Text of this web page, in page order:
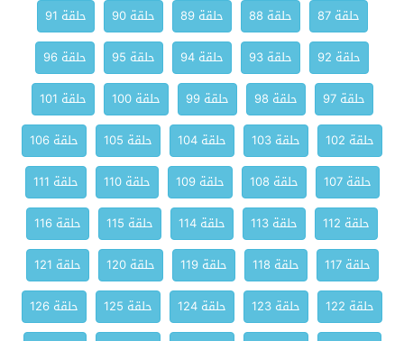
حلقة 87
حلقة 88 حلقة 89 حلقة 90
حلقة 91
حلقة 92
حلقة 93 حلقة 94 حلقة 95
حلقة 96
حلقة 97
حلقة 98 حلقة 99 حلقة 100
حلقة 101
حلقة 102
حلقة 103 حلقة 104 حلقة 105
حلقة 106
حلقة 107
حلقة 108 حلقة 109 حلقة 110
حلقة 111
حلقة 112
حلقة 113 حلقة 114 حلقة 115
حلقة 116
حلقة 117
حلقة 118 حلقة 119 حلقة 120
حلقة 121
حلقة 122
حلقة 123 حلقة 124 حلقة 125
حلقة 126